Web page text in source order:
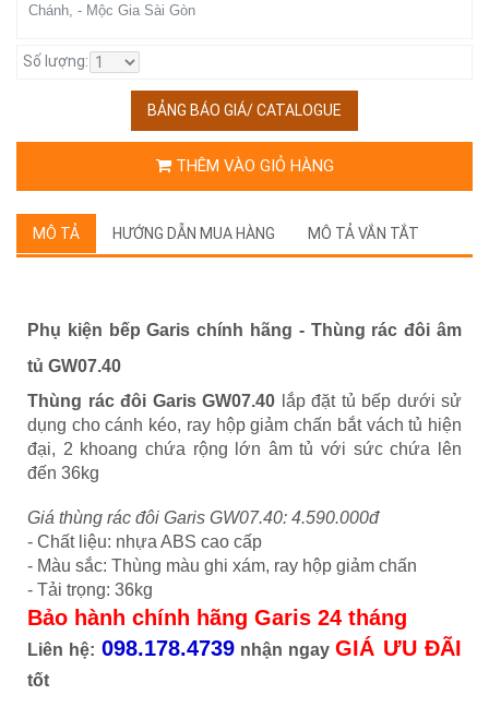
Chánh, - Mộc Gia Sài Gòn
Số lượng:
BẢNG BÁO GIÁ/ CATALOGUE
THÊM VÀO GIỎ HÀNG
MÔ TẢ HƯỚNG DẪN MUA HÀNG MÔ TẢ VẮN TẮT
Phụ kiện bếp Garis chính hãng - Thùng rác đôi âm
tủ GW07.40
Thùng rác đôi Garis GW07.40 lắp đặt tủ bếp dưới sử
dụng cho cánh kéo, ray hộp giảm chấn bắt vách tủ hiện
đại, 2 khoang chứa rộng lớn âm tủ với sức chứa lên
đến 36kg
Giá thùng rác đôi Garis GW07.40: 4.590.000đ
- Chất liệu: nhựa ABS cao cấp
- Màu sắc: Thùng màu ghi xám, ray hộp giảm chấn
- Tải trọng: 36kg
Bảo hành chính hãng Garis 24 tháng
Liên hệ: 098.178.4739nhận ngayGIÁ ƯU ĐÃI
tốt